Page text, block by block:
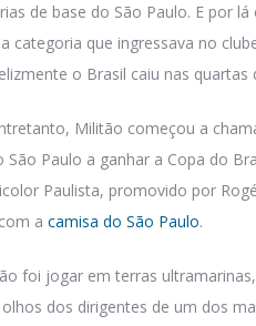
de base do São Paulo. E por
categoria que ingressava no
o Brasil caiu nas quartas
Militão começou a
São Paulo a ganhar a Copa do
Paulista, promovido por
a camisa do São Paulo.
foi jogar em terras
dos dirigentes de um dos